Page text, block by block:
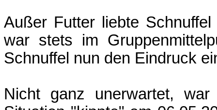
Außer Futter liebte
war stets im
Schnuffel nun den Eindruck
Nicht ganz unerwartet,